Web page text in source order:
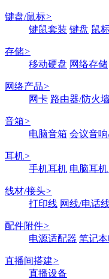
键盘/鼠标>
键鼠套装 键盘 鼠
存储>
移动硬盘 网络存储
网络产品>
网卡 路由器/防火
音箱>
电脑音箱 会议音
耳机>
手机耳机 电脑耳机
线材/接头>
打印线 网线/电话
配件附件>
电源适配器 笔记
直播间搭建>
直播设备